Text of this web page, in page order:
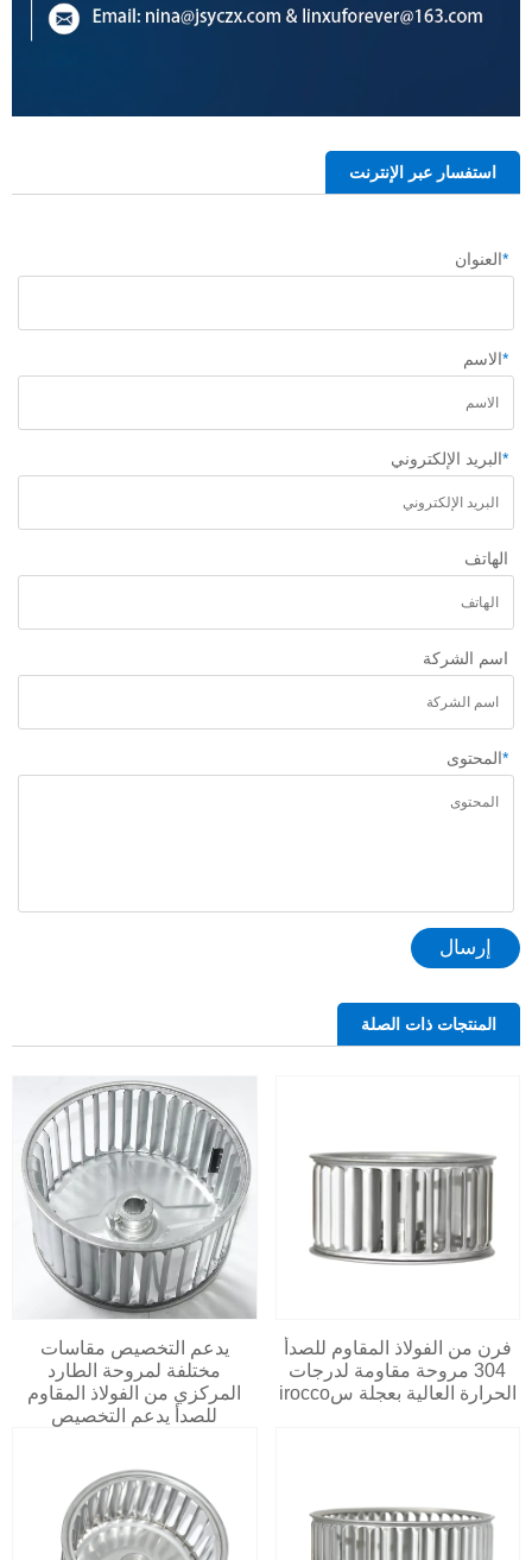
استفسار عبر الإنترنت
*العنوان
*الاسم
*البريد الإلكتروني
الهاتف
اسم الشركة
*المحتوى
إرسال
المنتجات ذات الصلة
يدعم التخصيص مقاسات
مختلفة لمروحة الطارد
المركزي من الفولاذ المقاوم
للصدأ يدعم التخصيص
فرن من الفولاذ المقاوم للصدأ
304 مروحة مقاومة لدرجات
الحرارة العالية بعجلة سirocco